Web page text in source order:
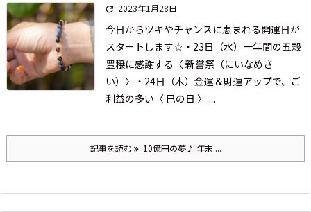
 2023年1月28日
今日からツキやチャンスに恵まれる開運日が
スタートします☆ ・23日（水）一年間の五穀
豊穣に感謝する〈 新嘗祭（にいなめさ
い）〉
・24日（木）金運＆財運アップで、ご
利益の多い〈 巳の日 〉 ...
記事を読む 10億円の夢♪ 年末 ...